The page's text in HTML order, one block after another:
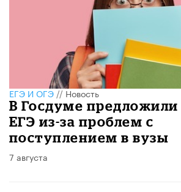
ЕГЭ И ОГЭ//Новость
В Госдуме
ЕГЭ из-за проблем с
поступлением в вузы
7 августа